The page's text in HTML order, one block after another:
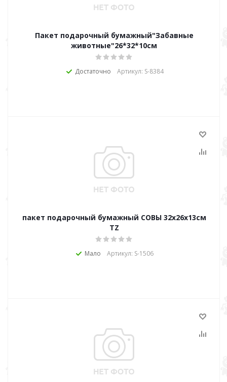
Пакет подарочный бумажный"Забавные
животные"26*32*10см
Достаточно Артикул: S-8384
пакет подарочный бумажный СОВЫ 32х26х13см
TZ
Мало Артикул: S-1506